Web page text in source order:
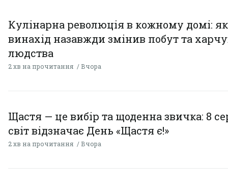
Кулінарна революція в кожному домі:
винахід назавжди змінив побут та
людства
2 хв на прочитання Вчора
Щастя — це вибір та щоденна звичка: 8
світ відзначає День «Щастя є!»
2 хв на прочитання Вчора